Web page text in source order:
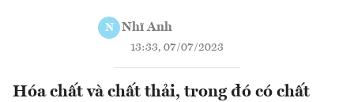
N Nhĩ Anh
13:33, 07/07/2023
Hóa chất và chất thải, trong đó có chất